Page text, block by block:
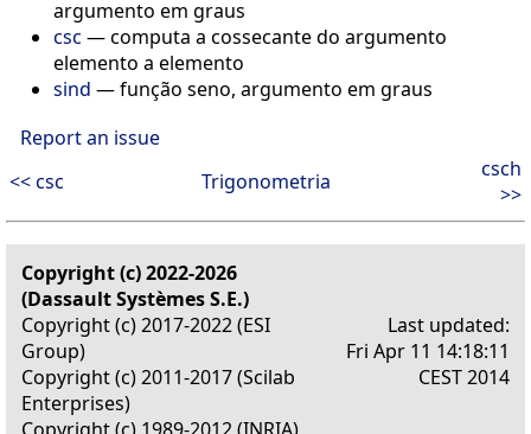
argumento em graus
csc — computa a cossecante do argumento
elemento a elemento
sind — função seno, argumento em graus
Report an issue
<< csc
Trigonometria
csch
>>
Copyright (c) 2022-2026
(Dassault Systèmes S.E.)
Copyright (c) 2017-2022 (ESI
Group)
Copyright (c) 2011-2017 (Scilab
Enterprises)
Last updated:
Fri Apr 11 14:18:11
CEST 2014